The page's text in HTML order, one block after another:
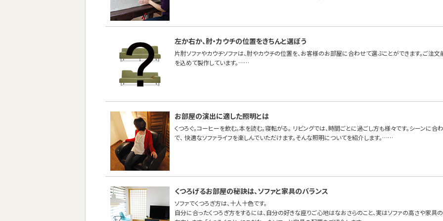
左か右か、肘・カウチの位置をきちんと選ぼう
片肘ソファやカウチソファは、肘やカウチの位置を、お客様のお部屋に合わせて選ぶことができます。ご注
を込めて製作しています。……
お部屋の演出に適した照明とは
くつろぐ。コーヒーを飲む。本を読む。寝転がる。 リビングでは、時間ごとに過ごし方も様々です。シーンに
で、 快適なソファライフを楽しんでいただけます。そんな照明についてを紹介します。……
くつろげるお部屋の秘訣は、ソファと家具のバランス
ソファでくつろぎ方は、十人十色です。
自分に合ったくつろぎ方をするには、自分の好きな座りご心地はなおさらのこと、実はソファの高さや家具